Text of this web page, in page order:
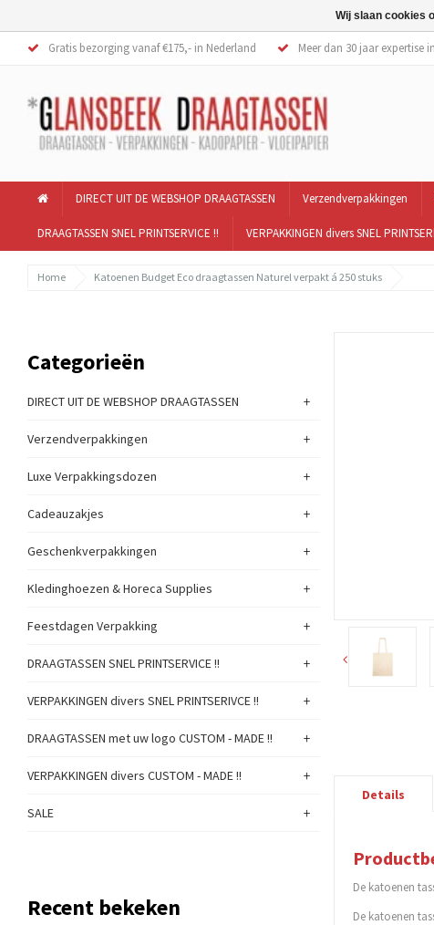
Gratis bezorging vanaf €175,- in Nederland Meer dan 30 jaar expertise
DIRECT UIT DE WEBSHOP DRAAGTASSEN Verzendverpakkingen
DRAAGTASSEN SNEL PRINTSERVICE !! VERPAKKINGEN divers SNEL
Home Katoenen Budget Eco draagtassen Naturel verpakt á 250 stuks
Categorieën
DIRECT UIT DE WEBSHOP DRAAGTASSEN +
Verzendverpakkingen +
Luxe Verpakkingsdozen +
Cadeauzakjes +
Geschenkverpakkingen +
Kledinghoezen & Horeca Supplies +
Feestdagen Verpakking +
DRAAGTASSEN SNEL PRINTSERVICE !! +
VERPAKKINGEN divers SNEL PRINTSERIVCE !! +
DRAAGTASSEN met uw logo CUSTOM - MADE !! +
VERPAKKINGEN divers CUSTOM - MADE !! +
SALE +
Recent bekeken
Details
De katoenen
De katoenen
Wij slaan cookies